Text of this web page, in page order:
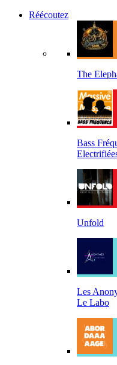
Réécoutez
The
Bass
Unfold
Les
Le Labo